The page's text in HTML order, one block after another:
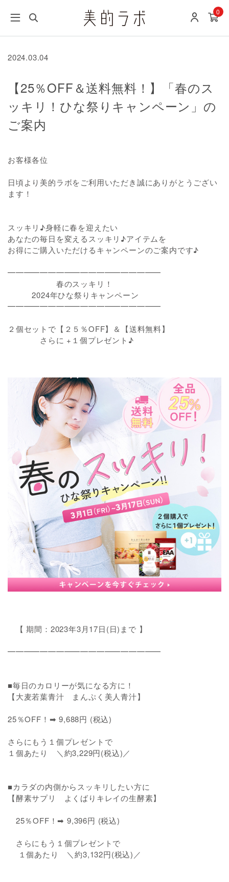
0
2024.03.04
【25％OFF＆送料無料！】「春のス
ッキリ！ひな祭りキャンペーン」の
ご案内
お客様各位
日頃より美的ラボをご利用いただき誠にありがとうござい
ます！
スッキリ♪身軽に春を迎えたい
あなたの毎日を変えるスッキリ♪アイテムを
お得にご購入いただけるキャンペーンのご案内です♪
━━━━━━━━━━━━━━━━━━━
春のスッキリ！
2024年ひな祭りキャンペーン
━━━━━━━━━━━━━━━━━━━
２個セットで【２５％OFF】＆【送料無料】
さらに +１個プレゼント♪
【 期間：2023年3月17日(日)まで 】
━━━━━━━━━━━━━━━━━━━
■毎日のカロリーが気になる方に！
【大麦若葉青汁 まんぷく美人青汁】
25％OFF！➡ 9,688円 (税込)
さらにもう１個プレゼントで
１個あたり ＼約3,229円(税込)／
■カラダの内側からスッキリしたい方に
【酵素サプリ よくばりキレイの生酵素】
25％OFF！➡ 9,396円 (税込)
さらにもう１個プレゼントで
１個あたり ＼約3,132円(税込)／